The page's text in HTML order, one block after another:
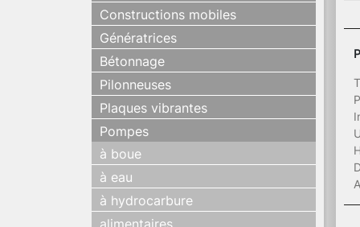
Constructions mobiles
Génératrices
Bétonnage
Pilonneuses
Plaques vibrantes
Pompes
à boue
à eau
à hydrocarbure
alimentaires